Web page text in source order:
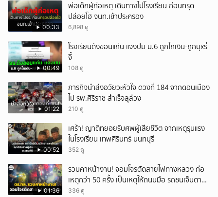
00:33
พ่อเด็กผู้ก่อเหตุ เดินทางไปโรงเรียน ก่อนทรุด
ปล่อยโฮ จนท.เข้าประครอง
6,898 ดู
00:49
โรงเรียนดังขอนแก่น แจงปม ม.6 ถูกไถเงิน-ถูกบุxรี่
จี้
108 ดู
01:22
ภารกิจนำส่งอวัยวะหัวใจ ดวงที่ 184 จากดอนเมือง
ไป รพ.ศิริราช สำเร็จลุล่วง
210 ดู
00:52
เศร้า! ญาติทยอยรับศพผู้เสียชีวิต จากเหตุรุนแรง
ในโรงเรียน เทพศิรินทร์ นนทบุรี
352 ดู
01:36
รวบคาหน้างาน! จอมโจรตัดสายไฟทางหลวง ก่อ
เหตุกว่า 50 ครั้ง เป็นเหตุให้ถนนมือ รถชนเจ็บตาย
หลายสิบราย เสียหายราว 10 ล้าน
336 ดู